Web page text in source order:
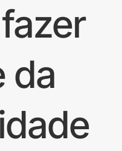
da